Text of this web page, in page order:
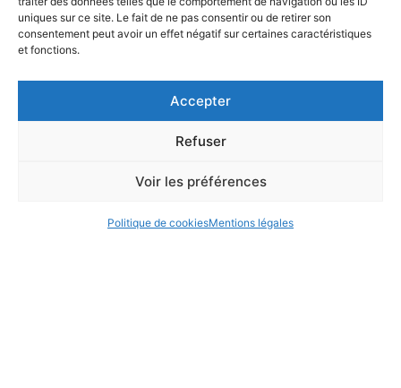
uniques sur ce site. Le fait de ne pas consentir ou de retirer son
consentement peut avoir un effet négatif sur certaines caractéristiques
et fonctions.
Accepter
Refuser
Voir les préférences
Politique de cookiesMentions légales